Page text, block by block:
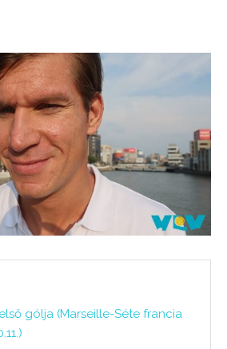
gólja (Marseille-Séte francia